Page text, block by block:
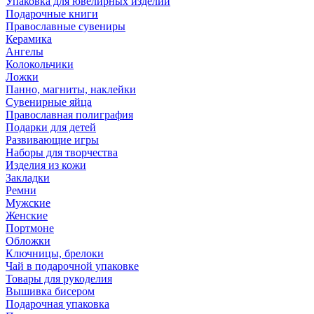
Подарочные книги
Православные сувениры
Керамика
Ангелы
Колокольчики
Ложки
Панно, магниты, наклейки
Сувенирные яйца
Православная полиграфия
Подарки для детей
Развивающие игры
Наборы для творчества
Изделия из кожи
Закладки
Ремни
Мужские
Женские
Портмоне
Обложки
Ключницы, брелоки
Чай в подарочной упаковке
Товары для рукоделия
Вышивка бисером
Подарочная упаковка